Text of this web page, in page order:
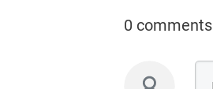
0 comments